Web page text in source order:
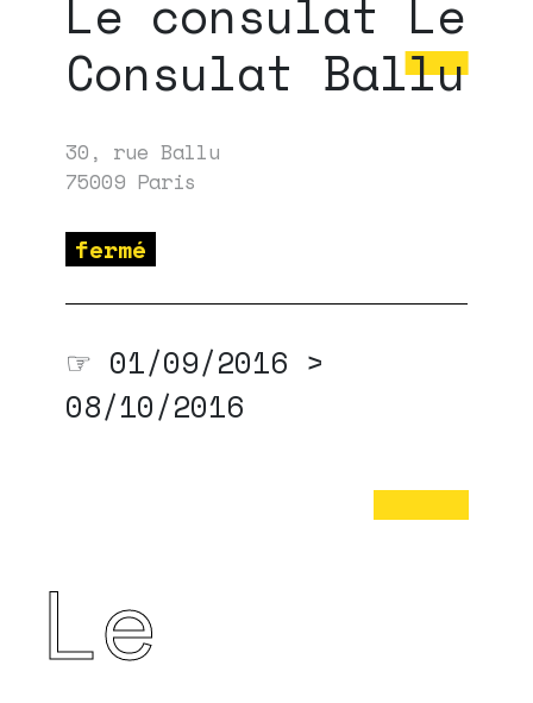
Le consulat Le
Consulat Ballu
30, rue Ballu
75009 Paris
fermé
☞ 01/09/2016 >
08/10/2016
Le